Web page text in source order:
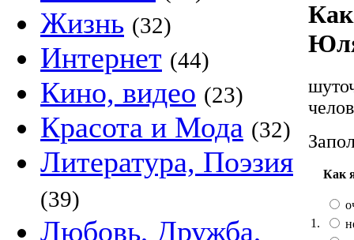
Жизнь (32)
Интернет (44)
Кино, видео (23)
Красота и Мода (32)
Литература, Поэзия
(39)
Любовь, Дружба,
1.
Как